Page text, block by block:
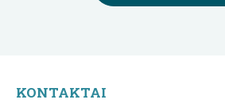
KONTAKTAI